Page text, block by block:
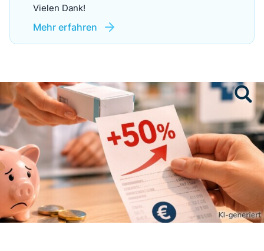
Vielen Dank!
Mehr erfahren